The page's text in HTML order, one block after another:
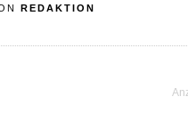
REDAKTION